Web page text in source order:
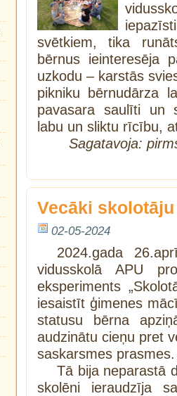
svētkiem, tika
bērnus ieinteresēja
uzkodu – karstās
pikniku bērnudārza
pavasara saulīti un
labu un sliktu rīcību,
Sagatavoja:
Vecāki
02-05-2024
2024.gada
vidusskolā APU
eksperiments
iesaistīt ģimenes
statusu bērna
audzinātu cieņu pret
saskarsmes prasmes.
Tā bija neparastā
skolēni ieraudzīja